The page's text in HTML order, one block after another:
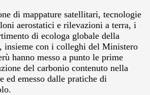
di mappature satellitari, tecnologie
aerostatici e rilevazioni a terra, i
di ecologa globale della
insieme con i colleghi del Ministero
hanno messo a punto le prime
del carbonio contenuto nella
ed emesso dalle pratiche di